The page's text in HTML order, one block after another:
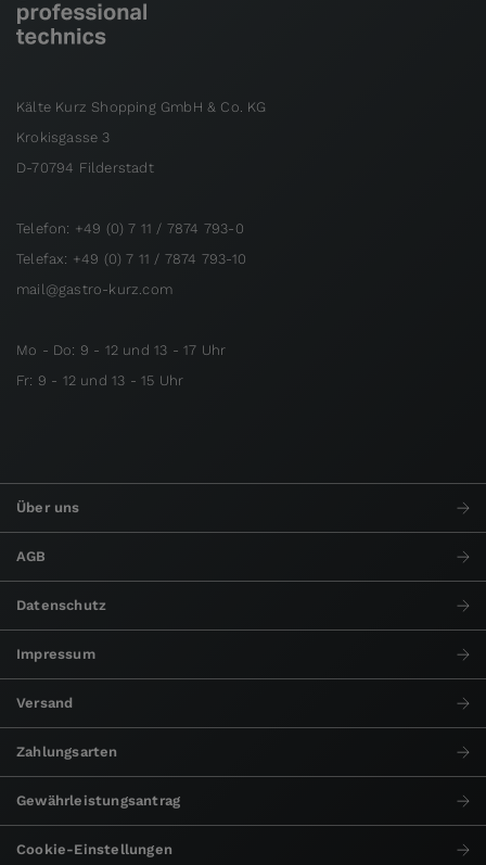
Kälte Kurz Shopping GmbH & Co. KG
Krokisgasse 3
D-70794 Filderstadt
Telefon: +49 (0) 7 11 / 7874 793-0
Telefax: +49 (0) 7 11 / 7874 793-10
mail@gastro-kurz.com
Mo - Do: 9 - 12 und 13 - 17 Uhr
Fr: 9 - 12 und 13 - 15 Uhr
Über uns
AGB
Datenschutz
Impressum
Versand
Zahlungsarten
Gewährleistungsantrag
Cookie-Einstellungen